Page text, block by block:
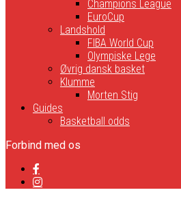
Champions League
EuroCup
Landshold
FIBA World Cup
Olympiske Lege
Øvrig dansk basket
Klumme
Morten Stig
Guides
Basketball odds
Forbind med os